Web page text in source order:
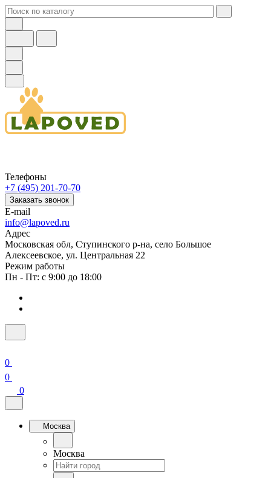
Телефоны
+7 (495) 201-70-70
Заказать звонок
E-mail
info@lapoved.ru
Адрес
Московская обл, Ступинского р-на, село Большое
Алексеевское, ул. Центральная 22
Режим работы
Пн - Пт: с 9:00 до 18:00
0
0
0
Москва
Москва